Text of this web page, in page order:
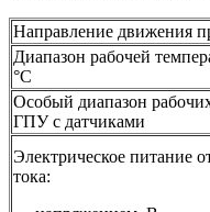
Направление движения
Диапазон рабочей
°С
Особый диапазон
ГПУ с датчиками
Электрическое питание
тока: